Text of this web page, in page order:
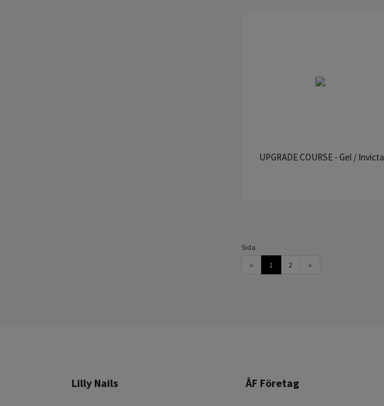
UPGRADE COURSE - Gel / Invicta
Sida
«
1 2 »
Lilly Nails ÅF Företag